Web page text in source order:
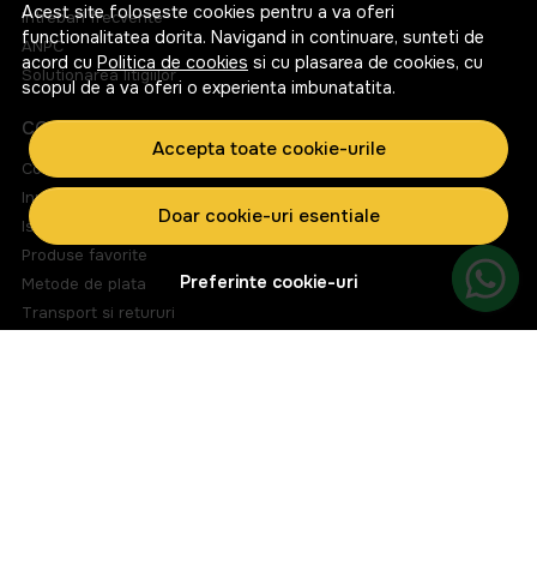
Acest site foloseste cookies pentru a va oferi
functionalitatea dorita. Navigand in continuare, sunteti de
acord cu Politica de cookies si cu plasarea de cookies, cu
scopul de a va oferi o experienta imbunatatita.
Accepta toate cookie-urile
Doar cookie-uri esentiale
Preferinte cookie-uri
Intrebari frecvente
ANPC
Solutionarea litigiilor
CONT CLIENT
Contul meu
Inregistrare
Istoric comenzi
Produse favorite
Metode de plata
Transport si retururi